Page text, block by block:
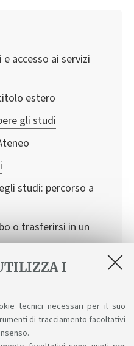
I
tecnici necessari per il suo
di tracciamento facoltativi
accesso ai servizi
estero
gli studi
studi: percorso a
o trasferirsi in un
sportiva
formative